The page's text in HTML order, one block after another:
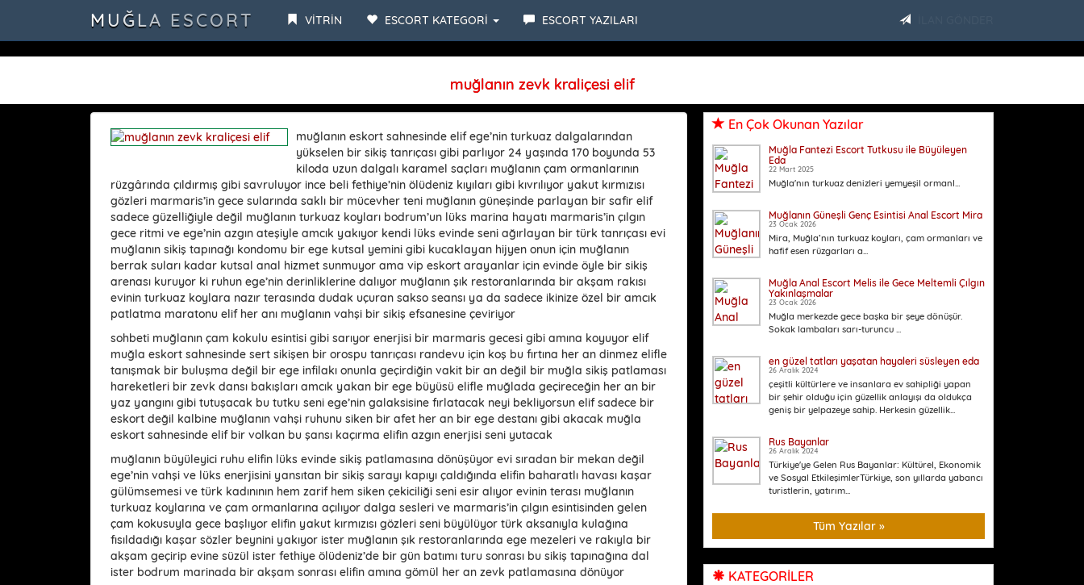
SQLSTATE[42000]: Syntax error or access violation: 1115 Unknown character set: 'uf8'
MUĞLA ESCORT VİTRİN ESCORT KATEGORİ ESCORT YAZILARI
muğlanın zevk kraliçesi elif
muğlanın eskort sahnesinde elif ege’nin turkuaz dalgalarından
yükselen bir sikiş tanrıçası gibi parlıyor 24 yaşında 170 boyunda 53
kiloda uzun dalgalı karamel saçları muğlanın çam ormanlarının
rüzgârında çıldırmış gibi savruluyor ince beli fethiye’nin ölüdeniz kıyıları gibi kıvrılıyor yakut kırmızısı
gözleri marmaris’in gece sularında saklı bir mücevher teni muğlanın güneşinde parlayan bir safir elif
sadece güzelliğiyle değil muğlanın turkuaz koyları bodrum’un lüks marina hayatı marmaris’in çılgın
gece ritmi ve ege’nin azgın ateşiyle amcık yakıyor kendi lüks evinde seni ağırlayan bir türk tanrıçası evi
muğlanın sikiş tapınağı kondomu bir ege kutsal yemini gibi kucaklayan hijyen onun için muğlanın
berrak suları kadar kutsal anal hizmet sunmuyor ama vip eskort arayanlar için evinde öyle bir sikiş
arenası kuruyor ki ruhun ege’nin derinliklerine dalıyor muğlanın şık restoranlarında bir akşam rakısı
evinin turkuaz koylara nazır terasında dudak uçuran sakso seansı ya da sadece ikinize özel bir amcık
patlatma maratonu elif her anı muğlanın vahşi bir sikiş efsanesine çeviriyor
sohbeti muğlanın çam kokulu esintisi gibi sarıyor enerjisi bir marmaris gecesi gibi amına koyuyor elif
muğla eskort sahnesinde sert sikişen bir orospu tanrıçası randevu için koş bu fırtına her an dinmez elifle
tanışmak bir buluşma değil bir ege infilakı onunla geçirdiğin vakit bir an değil bir muğla sikiş patlaması
hareketleri bir zevk dansı bakışları amcık yakan bir ege büyüsü elifle muğlada geçireceğin her an bir
yaz yangını gibi tutuşacak bu tutku seni ege’nin galaksisine fırlatacak neyi bekliyorsun elif sadece bir
eskort değil kalbine muğlanın vahşi ruhunu siken bir afet her an bir ege destanı gibi akacak muğla
eskort sahnesinde elif bir volkan bu şansı kaçırma elifin azgın enerjisi seni yutacak
muğlanın büyüleyici ruhu elifin lüks evinde sikiş patlamasına dönüşüyor evi sıradan bir mekan değil
ege’nin vahşi ve lüks enerjisini yansıtan bir sikiş sarayı kapıyı çaldığında elifin baharatlı havası kaşar
gülümsemesi ve türk kadınının hem zarif hem siken çekiciliği seni esir alıyor evinin terası muğlanın
turkuaz koylarına ve çam ormanlarına açılıyor dalga sesleri ve marmaris’in çılgın esintisinden gelen
çam kokusuyla gece başlıyor elifin yakut kırmızısı gözleri seni büyülüyor türk aksanıyla kulağına
fısıldadığı kaşar sözler beynini yakıyor ister muğlanın şık restoranlarında ege mezeleri ve rakıyla bir
akşam geçirip evine süzül ister fethiye ölüdeniz’de bir gün batımı turu sonrası bu sikiş tapınağına dal
ister bodrum marinada bir akşam sonrası elifin amına gömül her an zevk patlamasına dönüyor
En Çok Okunan Yazılar
Muğla Fantezi Escort Tutkusu ile Büyüleyen
Eda
22 Mart 2025
Muğla'nın turkuaz denizleri yemyeşil ormanl...
Muğlanın Güneşli Genç Esintisi Anal Escort Mira
23 Ocak 2026
Mira, Muğla’nın turkuaz koyları, çam ormanları ve
hafif esen rüzgarları a...
Muğla Anal Escort Melis ile Gece Meltemli Çılgın
Yakınlaşmalar
23 Ocak 2026
Muğla merkezde gece başka bir şeye dönüşür.
Sokak lambaları sarı-turuncu ...
en güzel tatları yaşatan hayaleri süsleyen eda
26 Aralık 2024
çeşitli kültürlere ve insanlara ev sahipliği yapan
bir şehir olduğu için güzellik anlayışı da oldukça
geniş bir yelpazeye sahip. Herkesin güzellik...
Rus Bayanlar
26 Aralık 2024
Türkiye'ye Gelen Rus Bayanlar: Kültürel, Ekonomik
ve Sosyal EtkileşimlerTürkiye, son yıllarda yabancı
turistlerin, yatırım...
Tüm Yazılar »
KATEGORİLER